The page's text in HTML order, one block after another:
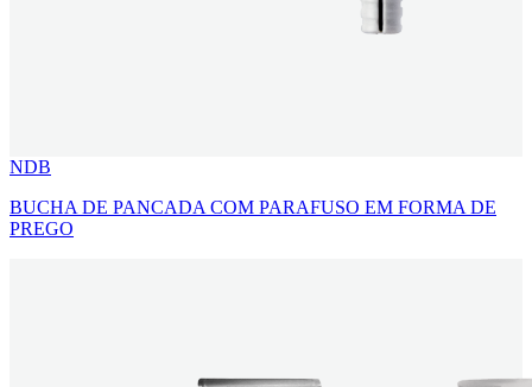
NDB
BUCHA DE PANCADA COM PARAFUSO EM FORMA DE
PREGO